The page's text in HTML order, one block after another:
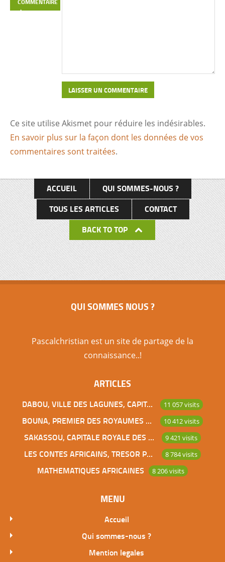
Ce site utilise Akismet pour réduire les indésirables.
En savoir plus sur la façon dont les données de vos
commentaires sont traitées.
ACCUEIL
QUI SOMMES-NOUS ?
TOUS LES ARTICLES
CONTACT
BACK TO TOP
QUI SOMMES NOUS ?
Pascalchristian est un site de partage de la
connaissance..!
ARTICLES
DABOU, VILLE DES LAGUNES, CAPITALE DES ADJOUKROU 11 057 visits
BOUNA, PREMIER DES ROYAUMES DE CÔTE D’IVOIRE 10 412 visits
SAKASSOU, CAPITALE ROYALE DES BAOULES 9 421 visits
LES CONTES AFRICAINS, TRESOR POUR L’HUMANITE 8 784 visits
MATHEMATIQUES AFRICAINES 8 206 visits
MENU
Accueil
Qui sommes-nous ?
Mention legales